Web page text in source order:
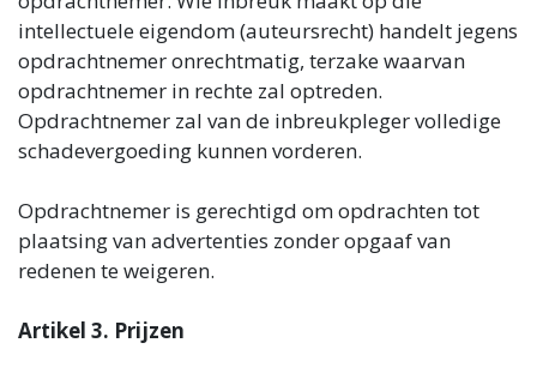
intellectuele eigendom (auteursrecht) handelt jegens
opdrachtnemer onrechtmatig, terzake waarvan
opdrachtnemer in rechte zal optreden.
Opdrachtnemer zal van de inbreukpleger volledige
schadevergoeding kunnen vorderen.
Opdrachtnemer is gerechtigd om opdrachten tot
plaatsing van advertenties zonder opgaaf van
redenen te weigeren.
Artikel 3. Prijzen